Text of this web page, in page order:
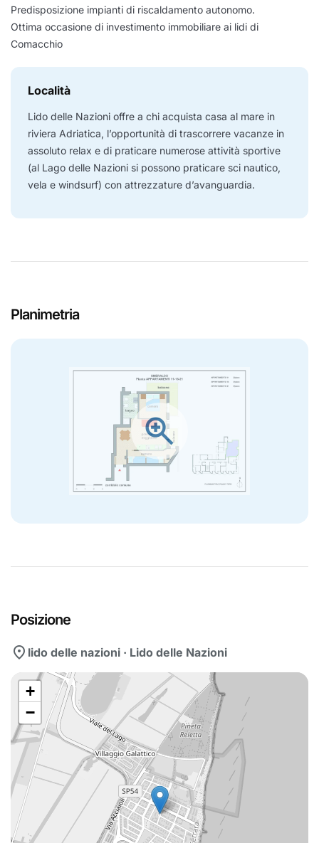
Predisposizione impianti di riscaldamento autonomo.
Ottima occasione di investimento immobiliare ai lidi di
Comacchio
Località
Lido delle Nazioni offre a chi acquista casa al mare in
riviera Adriatica, l’opportunità di trascorrere vacanze in
assoluto relax e di praticare numerose attività sportive
(al Lago delle Nazioni si possono praticare sci nautico,
vela e windsurf) con attrezzature d’avanguardia.
Planimetria
zoom_in
Posizione
location_on lido delle nazioni · Lido delle Nazioni
+
−